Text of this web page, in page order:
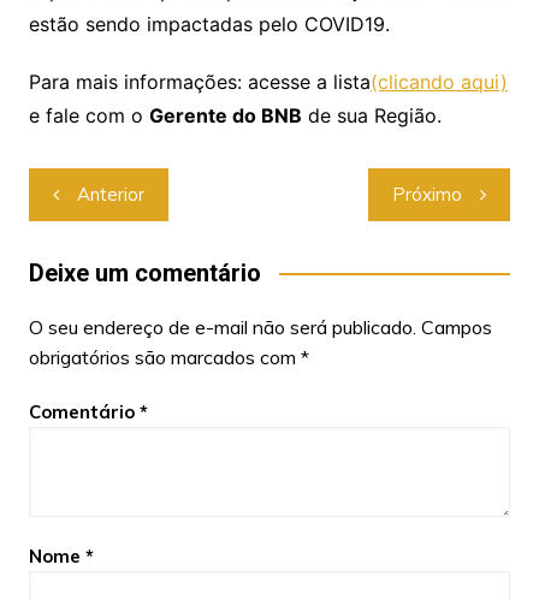
estão sendo impactadas pelo COVID19.
Para mais informações: acesse a lista(clicando aqui)
e fale com o Gerente do BNB de sua Região.
Anterior Próximo
Deixe um comentário
O seu endereço de e-mail não será publicado. Campos
obrigatórios são marcados com *
Comentário *
Nome *